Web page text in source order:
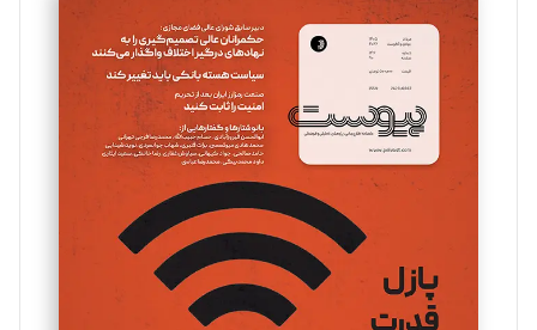
سروش کرمیان
تحریریه
مینا پاکدل
یسنا امان‌پور
تحریریه